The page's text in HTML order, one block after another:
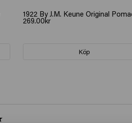
1922 By J.M. Keune Original
269.00kr
Köp